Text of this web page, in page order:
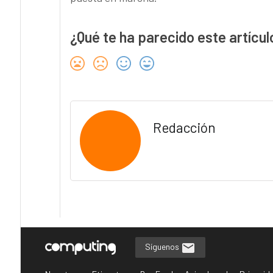
¿Qué te ha parecido este
Redacción
Síguenos